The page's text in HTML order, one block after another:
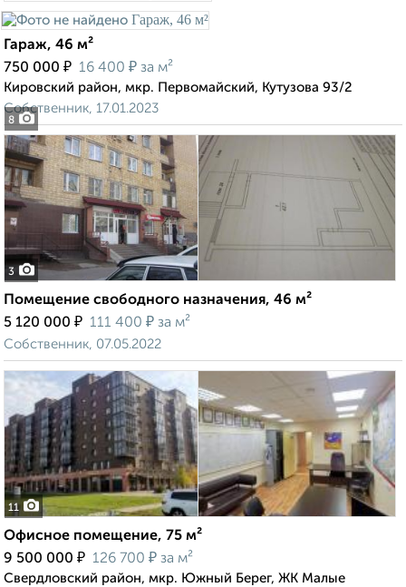
8
Гараж, 46 м²
750 000 ₽ 16 400 ₽ за м²
Кировский район, мкр. Первомайский, Кутузова 93/2
Собственник, 17.01.2023
3
Помещение свободного назначения, 46 м²
5 120 000 ₽ 111 400 ₽ за м²
Собственник, 07.05.2022
11
Офисное помещение, 75 м²
9 500 000 ₽ 126 700 ₽ за м²
Свердловский район, мкр. Южный Берег, ЖК Малые